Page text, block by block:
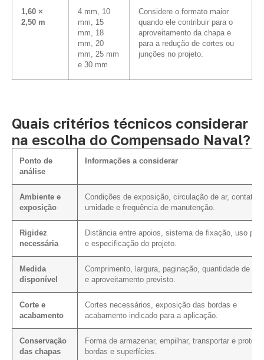
1,60 ×
2,50 m
4 mm, 10
mm, 15
mm, 18
mm, 20
mm, 25 mm
e 30 mm
Considere o formato maior
quando ele contribuir para o
aproveitamento da chapa e
para a redução de cortes ou
junções no projeto.
Quais critérios técnicos considerar
na escolha do Compensado Naval?
Ponto de
análise
Informações a considerar
Ambiente e
exposição
Condições de exposição, circulação de ar, contato
umidade e frequência de manutenção.
Rigidez
necessária
Distância entre apoios, sistema de fixação, uso
e especificação do projeto.
Medida
disponível
Comprimento, largura, paginação, quantidade de
e aproveitamento previsto.
Corte e
acabamento
Cortes necessários, exposição das bordas e
acabamento indicado para a aplicação.
Conservação
das chapas
Forma de armazenar, empilhar, transportar e
bordas e superfícies.